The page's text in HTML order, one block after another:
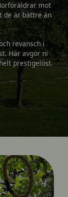
mot
de är bättre än
revansch i
Här avgör ni
prestigelöst.